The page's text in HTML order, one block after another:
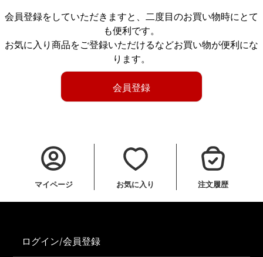
会員登録をしていただきますと、二度目のお買い物時にとて
も便利です。
お気に入り商品をご登録いただけるなどお買い物が便利にな
ります。
会員登録
マイページ お気に入り 注文履歴
ログイン/会員登録